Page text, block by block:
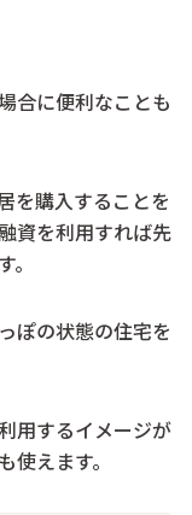
合に便利なことも
を購入することを
資を利用すれば先
ぽの状態の住宅を
用するイメージが
えます。